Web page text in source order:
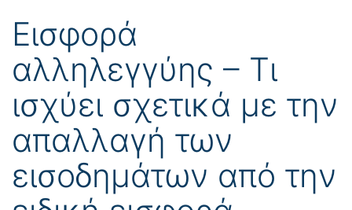
Εισφορά
αλληλεγγύης – Τι
ισχύει σχετικά με την
απαλλαγή των
εισοδημάτων από την